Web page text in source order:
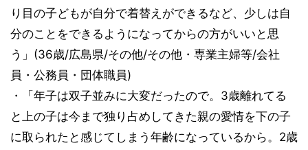
り目の子どもが自分で着替えができるなど、少しは自
分のことをできるようになってからの方がいいと思
う」(36歳/広島県/その他/その他・専業主婦等/会社
員・公務員・団体職員)
・「年子は双子並みに大変だったので。3歳離れてる
と上の子は今まで独り占めしてきた親の愛情を下の子
に取られたと感じてしまう年齢になっているから。2歳